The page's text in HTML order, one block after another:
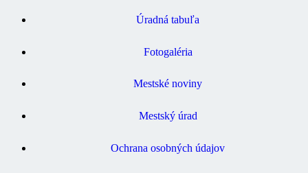
Úradná tabuľa
Fotogaléria
Mestské noviny
Mestský úrad
Ochrana osobných údajov